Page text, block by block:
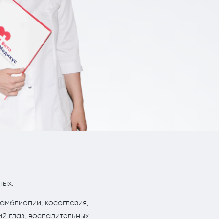
косоглазия,
глаз, воспалительных